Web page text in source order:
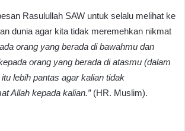
Rasulullah SAW untuk selalu melihat ke
dunia agar kita tidak meremehkan nikmat
orang yang berada di bawahmu dan
orang yang berada di atasmu (dalam
lebih pantas agar kalian tidak
Allah kepada kalian.”(HR. Muslim).